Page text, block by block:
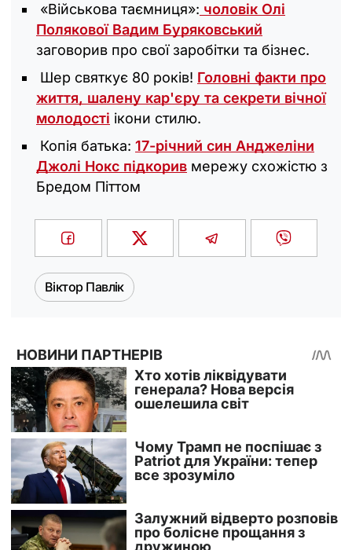
«Військова таємниця»: чоловік Олі
Полякової Вадим Буряковський
заговорив про свої заробітки та бізнес.
Шер святкує 80 років! Головні факти про
життя, шалену кар'єру та секрети вічної
молодості ікони стилю.
Копія батька: 17-річний син Анджеліни
Джолі Нокс підкорив мережу схожістю з
Бредом Піттом
Віктор Павлік